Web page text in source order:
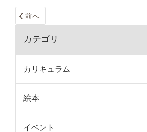
前へ
カテゴリ
カリキュラム
絵本
イベント